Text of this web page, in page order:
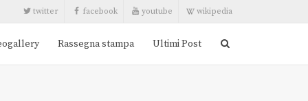
twitter facebook youtube wikipedia
Rassegna stampa Ultimi Post